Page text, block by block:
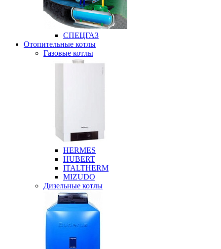
СПЕЦГАЗ
Отопительные котлы
Газовые котлы
HERMES
HUBERT
ITALTHERM
MIZUDO
Дизельные котлы